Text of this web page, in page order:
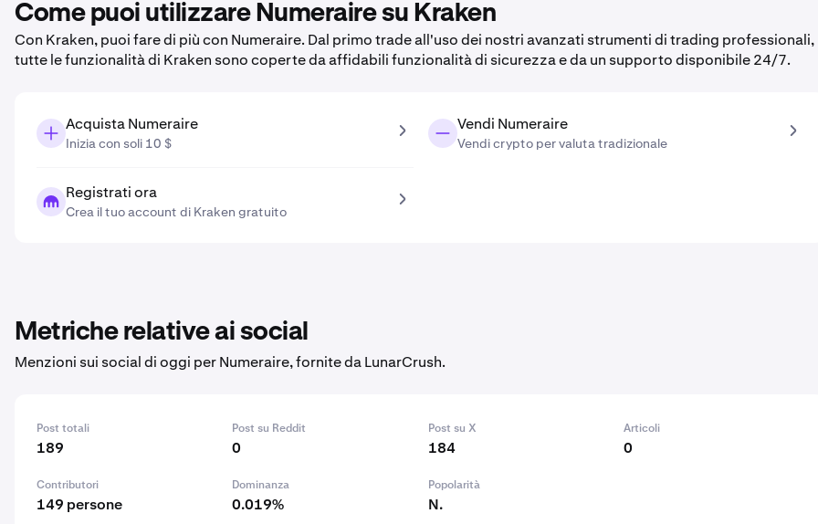
Come puoi utilizzare Numeraire su Kraken
Con Kraken, puoi fare di più con Numeraire. Dal primo trade all'uso dei nostri avanzati strumenti di trading professionali,
tutte le funzionalità di Kraken sono coperte da affidabili funzionalità di sicurezza e da un supporto disponibile 24/7.
Acquista Numeraire
Inizia con soli 10 $
Vendi Numeraire
Vendi crypto per valuta tradizionale
Registrati ora
Crea il tuo account di Kraken gratuito
Metriche relative ai social
Menzioni sui social di oggi per Numeraire, fornite da LunarCrush.
Post totali
189
Post su Reddit
0
Post su X
184
Articoli
0
Contributori
149 persone
Dominanza
0.019%
Popolarità
N.